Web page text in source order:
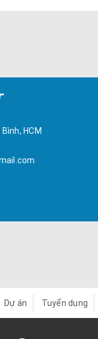
HCM
Dự án Tuyển dụng